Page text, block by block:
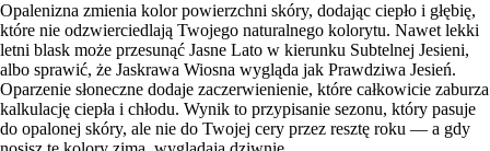
Opalenizna zmienia kolor powierzchni skóry, dodając ciepło i głębię,
które nie odzwierciedlają Twojego naturalnego kolorytu. Nawet lekki
letni blask może przesunąć Jasne Lato w kierunku Subtelnej Jesieni,
albo sprawić, że Jaskrawa Wiosna wygląda jak Prawdziwa Jesień.
Oparzenie słoneczne dodaje zaczerwienienie, które całkowicie zaburza
kalkulację ciepła i chłodu. Wynik to przypisanie sezonu, który pasuje
do opalonej skóry, ale nie do Twojej cery przez resztę roku — a gdy